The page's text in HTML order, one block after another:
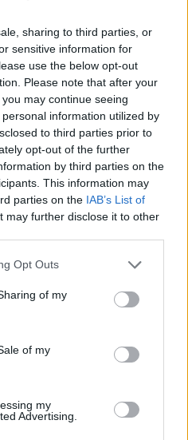
sharing to third parties, or
sensitive information for
use the below opt-out
Please note that after your
may continue seeing
information utilized by
to third parties prior to
opt-out of the further
by third parties on the
This information may
parties on the IAB’s List of
may further disclose it to other
Opt Outs
of my
of my
my
Advertising.
az mindegy. A lényeg a
a Kaszpi-tengeri
Oettinger a Der
Úgy vélte, ha léteznek jogi
a kitermelőkkel, akkor
vezetéken áramlik a
számára elfogadható...
tartalmazza: